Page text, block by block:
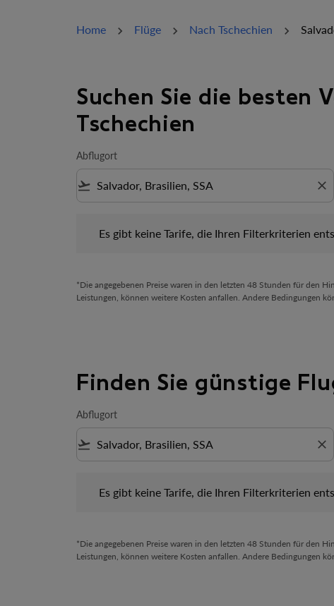
Home Flüge Nach Tschechien
Suchen Sie die besten
Tschechien
Abflugort
flight_takeoff close
Es gibt keine Tarife, die Ihren Filterkriterien
*Die angegebenen Preise waren in den letzten 48 Stunden für den
Leistungen, können weitere Kosten anfallen. Andere Bedingungen
Finden Sie günstige
Abflugort
flight_takeoff close
Es gibt keine Tarife, die Ihren Filterkriterien
*Die angegebenen Preise waren in den letzten 48 Stunden für den
Leistungen, können weitere Kosten anfallen. Andere Bedingungen